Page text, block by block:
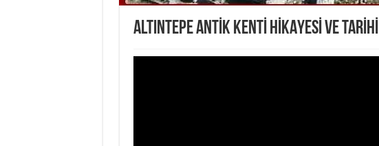
ALTINTEPE ANTİK KENTİ HİKAYESİ VE TARİHİ